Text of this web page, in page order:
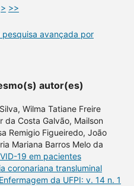
> >>
pesquisa avançada por
autor(es)
Wilma Tatiane Freire
da Costa Galvão, Mailson
Remigio Figueiredo, João
Mariana Barros Melo da
19 em pacientes
coronariana transluminal
da UFPI: v. 14 n. 1